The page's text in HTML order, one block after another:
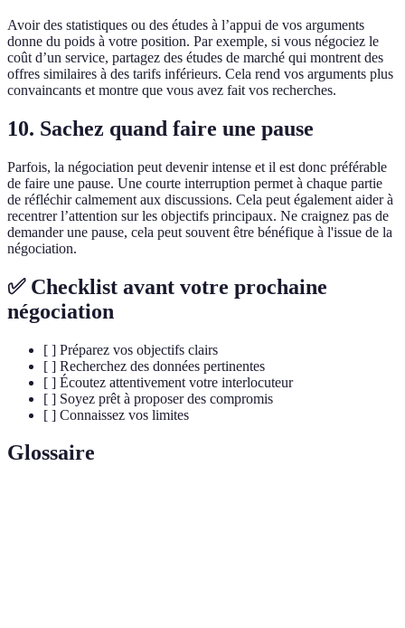
Avoir des statistiques ou des études à l’appui de vos arguments
donne du poids à votre position. Par exemple, si vous négociez le
coût d’un service, partagez des études de marché qui montrent des
offres similaires à des tarifs inférieurs. Cela rend vos arguments plus
convaincants et montre que vous avez fait vos recherches.
10. Sachez quand faire une pause
Parfois, la négociation peut devenir intense et il est donc préférable
de faire une pause. Une courte interruption permet à chaque partie
de réfléchir calmement aux discussions. Cela peut également aider à
recentrer l’attention sur les objectifs principaux. Ne craignez pas de
demander une pause, cela peut souvent être bénéfique à l'issue de la
négociation.
✅ Checklist avant votre prochaine
négociation
[ ] Préparez vos objectifs clairs
[ ] Recherchez des données pertinentes
[ ] Écoutez attentivement votre interlocuteur
[ ] Soyez prêt à proposer des compromis
[ ] Connaissez vos limites
Glossaire